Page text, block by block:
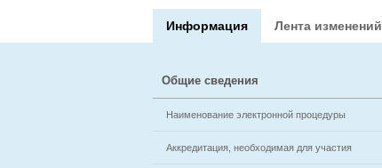
Информация Лента изменений
Общие сведения
Наименование электронной процедуры
Аккредитация, необходимая для участия